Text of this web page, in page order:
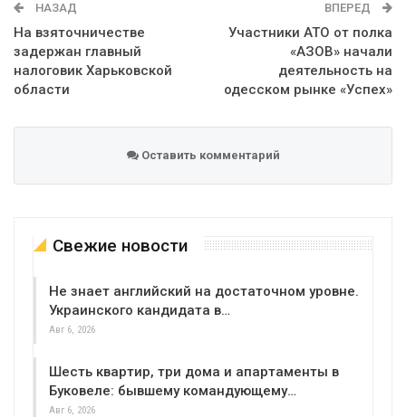
НАЗАД
На взяточничестве
задержан главный
налоговик Харьковской
области
ВПЕРЕД
Участники АТО от полка
«АЗОВ» начали
деятельность на
одесском рынке «Успех»
Оставить комментарий
Свежие новости
Не знает английский на достаточном уровне.
Украинского кандидата в…
Авг 6, 2026
Шесть квартир, три дома и апартаменты в
Буковеле: бывшему командующему…
Авг 6, 2026